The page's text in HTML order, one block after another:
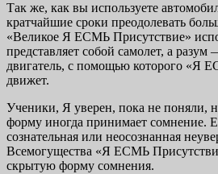
Так же, как вы используете
кратчайшие сроки преодолевать
«Великое Я ЕСМЬ Присутствие»
представляет собой самолет, а
двигатель, с помощью которого «Я
движет.
Ученики, Я уверен, пока не поняли,
форму иногда принимает сомнение.
сознательная или неосознанная
Всемогущества «Я ЕСМЬ
скрытую форму сомнения.